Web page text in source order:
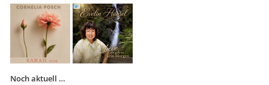
Noch aktuell …